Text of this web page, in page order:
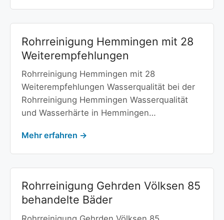
Rohrreinigung Hemmingen mit 28
Weiterempfehlungen
Rohrreinigung Hemmingen mit 28
Weiterempfehlungen Wasserqualität bei der
Rohrreinigung Hemmingen Wasserqualität
und Wasserhärte in Hemmingen…
Mehr erfahren →
Rohrreinigung Gehrden Völksen 85
behandelte Bäder